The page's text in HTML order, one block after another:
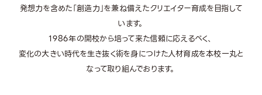
発想力を含めた「創造力」を兼ね備えたクリエイター育成を目指して
います。
1986年の開校から培って来た信頼に応えるべく、
変化の大きい時代を生き抜く術を身につけた人材育成を本校一丸と
なって取り組んでおります。